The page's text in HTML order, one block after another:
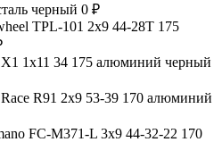
черный 0 ₽
TPL-101 2x9 44-28T 175
1x11 34 175 алюминий черный
R91 2x9 53-39 170 алюминий
FC-M371-L 3x9 44-32-22 170